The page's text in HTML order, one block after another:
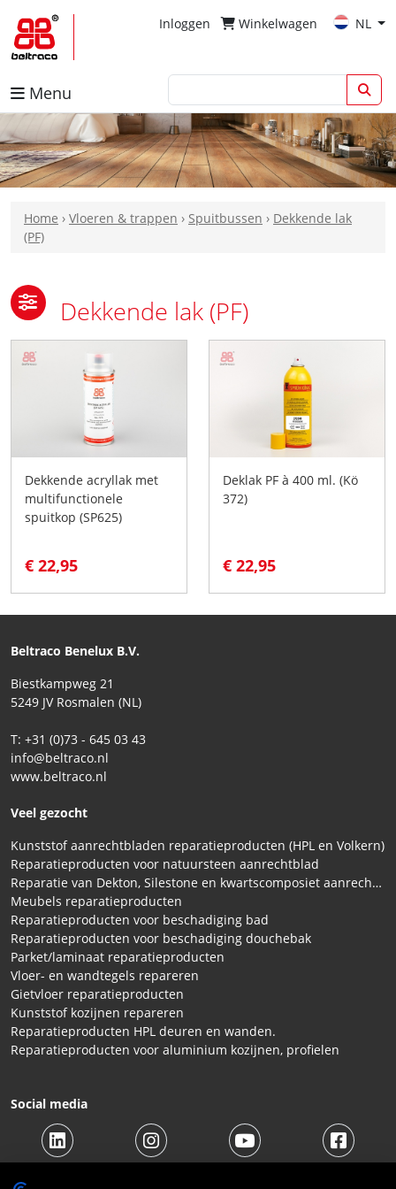
Inloggen Winkelwagen NL
Menu
Home › Vloeren & trappen › Spuitbussen › Dekkende lak
(PF)
Dekkende lak (PF)
Dekkende acryllak met
multifunctionele
spuitkop (SP625)
€ 22,95
Deklak PF à 400 ml. (Kö
372)
€ 22,95
Beltraco Benelux B.V.
Biestkampweg 21
5249 JV Rosmalen (NL)
T: +31 (0)73 - 645 03 43
info@beltraco.nl
www.beltraco.nl
Veel gezocht
Kunststof aanrechtbladen reparatieproducten (HPL en Volkern)
Reparatieproducten voor natuursteen aanrechtblad
Reparatie van Dekton, Silestone en kwartscomposiet aanrechtbladen
Meubels reparatieproducten
Reparatieproducten voor beschadiging bad
Reparatieproducten voor beschadiging douchebak
Parket/laminaat reparatieproducten
Vloer- en wandtegels repareren
Gietvloer reparatieproducten
Kunststof kozijnen repareren
Reparatieproducten HPL deuren en wanden.
Reparatieproducten voor aluminium kozijnen, profielen
Social media